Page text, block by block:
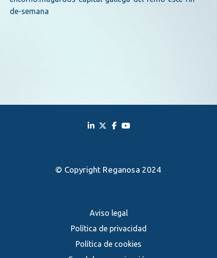
de-semana
Aviso legal
Política de privacidad
Política de cookies
© Copyright Reganosa 2024